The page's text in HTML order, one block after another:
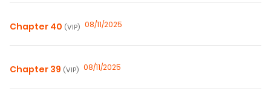
Chapter 40 (VIP) 08/11/2025
Chapter 39 (VIP) 08/11/2025